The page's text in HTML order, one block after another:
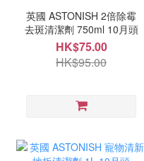
英國 ASTONISH 2倍除霉
去斑清潔劑 750ml 10月頭
HK$75.00
HK$95.00